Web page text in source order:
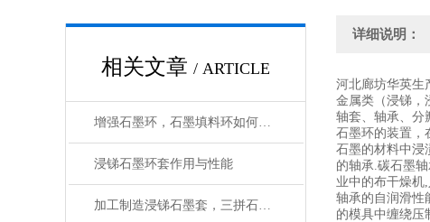
相关文章 / ARTICLE
增强石墨环，石墨填料环如何使用
浸锑石墨环套作用与性能
加工制造浸锑石墨套，三拼石墨环厂家（质量保证）
详细说明：
河北廊坊华英生
金属类（浸锑，
轴套、轴承、分
石墨环的装置，
石墨的材料中浸
的轴承.碳石墨
业中的布干燥机
轴承的自润滑性
的模具中缠绕压